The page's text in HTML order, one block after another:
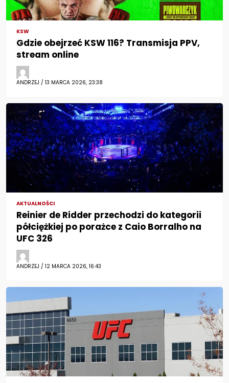
KSW
Gdzie obejrzeć KSW 116? Transmisja PPV,
stream online
ANDRZEJ / 13 MARCA 2026, 23:38
AKTUALNOŚCI
Reinier de Ridder przechodzi do kategorii
półciężkiej po porażce z Caio Borralho na
UFC 326
ANDRZEJ / 12 MARCA 2026, 16:43